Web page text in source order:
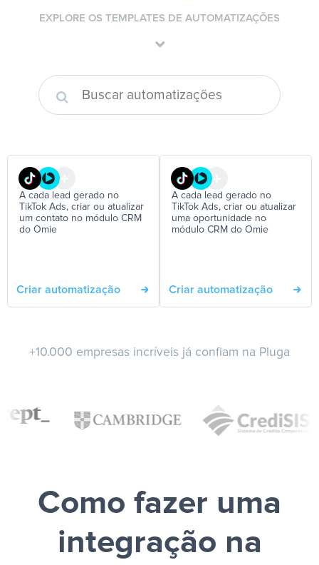
EXPLORE OS TEMPLATES DE AUTOMATIZAÇÕES
A cada lead gerado no
TikTok Ads, criar ou atualizar
um contato no módulo CRM
do Omie
Criar automatização
A cada lead gerado no
TikTok Ads, criar ou atualizar
uma oportunidade no
módulo CRM do Omie
Criar automatização
+10.000 empresas incríveis já confiam na Pluga
Como fazer uma
integração na